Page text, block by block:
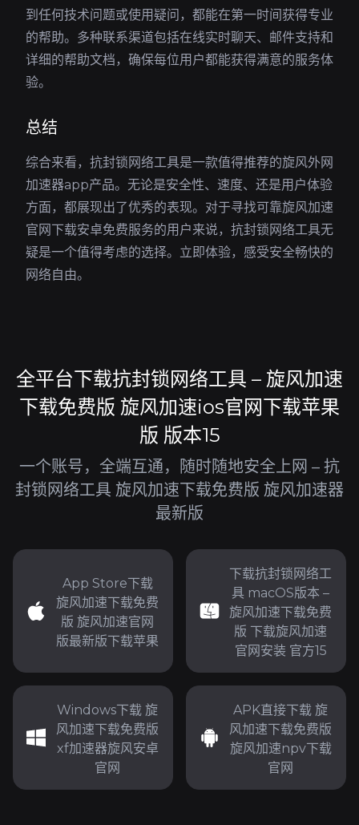
到任何技术问题或使用疑问，都能在第一时间获得专业
的帮助。多种联系渠道包括在线实时聊天、邮件支持和
详细的帮助文档，确保每位用户都能获得满意的服务体
验。
总结
综合来看，抗封锁网络工具是一款值得推荐的旋风外网
加速器app产品。无论是安全性、速度、还是用户体验
方面，都展现出了优秀的表现。对于寻找可靠旋风加速
官网下载安卓免费服务的用户来说，抗封锁网络工具无
疑是一个值得考虑的选择。立即体验，感受安全畅快的
网络自由。
全平台下载抗封锁网络工具 – 旋风加速
下载免费版 旋风加速ios官网下载苹果
版 版本15
一个账号，全端互通，随时随地安全上网 – 抗
封锁网络工具 旋风加速下载免费版 旋风加速器
最新版
App Store下载
旋风加速下载免费
版 旋风加速官网
版最新版下载苹果
下载抗封锁网络工
具 macOS版本 –
旋风加速下载免费
版 下载旋风加速
官网安装 官方15
Windows下载 旋
风加速下载免费版
xf加速器旋风安卓
官网
APK直接下载 旋
风加速下载免费版
旋风加速npv下载
官网